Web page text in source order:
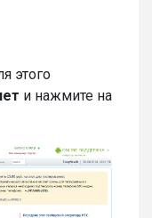
этого
и нажмите на